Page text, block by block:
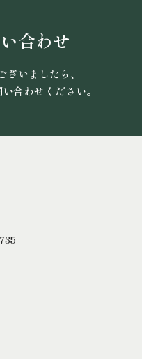
合わせ
ざいましたら、
合わせください。